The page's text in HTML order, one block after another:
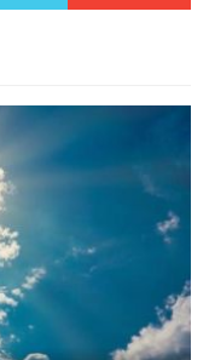
isti
hava şəraiti